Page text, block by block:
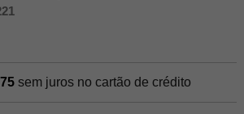
sem juros no cartão de crédito